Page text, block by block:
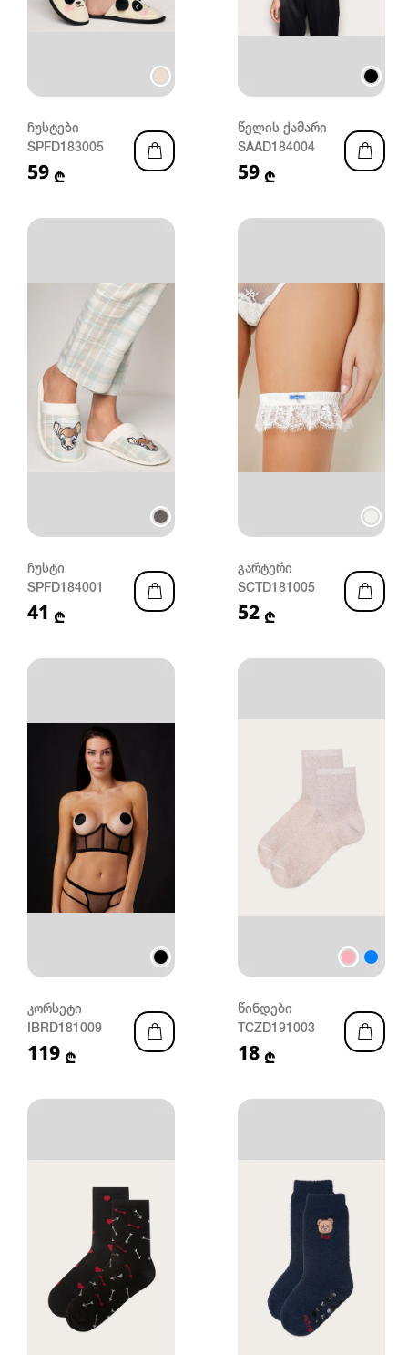
ჩუსტები
SPFD183005
59 ₾
წელის ქამარი
SAAD184004
59 ₾
ჩუსტი
SPFD184001
41 ₾
გარტერი
SCTD181005
52 ₾
კორსეტი
IBRD181009
119 ₾
წინდები
TCZD191003
18 ₾